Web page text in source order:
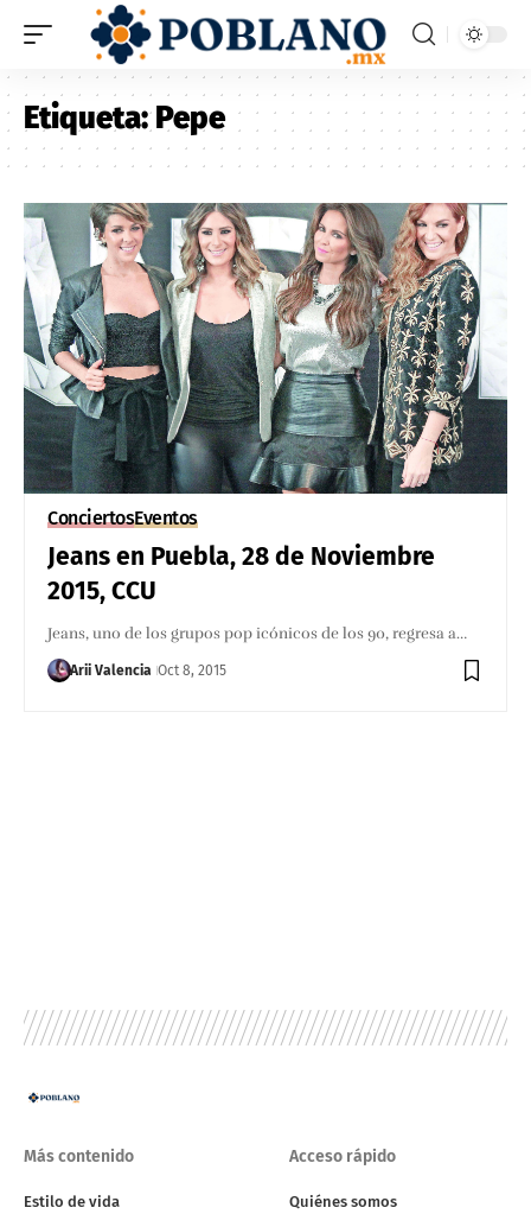
Etiqueta:Pepe
ConciertosEventos
Jeans en Puebla, 28 de Noviembre
2015, CCU
Jeans, uno de los grupos pop icónicos de los 90, regresa a…
Arii Valencia Oct 8, 2015
Más contenido
Estilo de vida
Acceso rápido
Quiénes somos